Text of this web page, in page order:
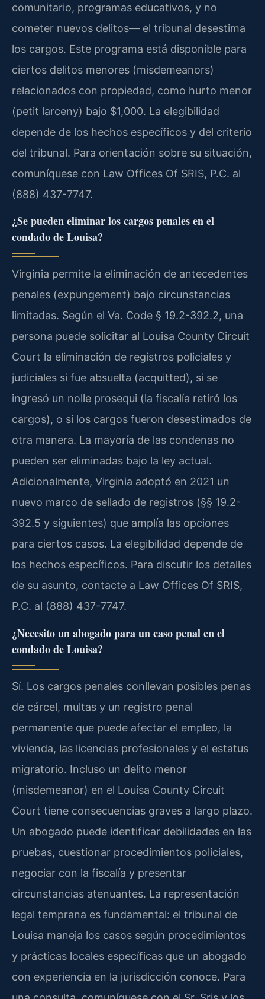
comunitario, programas educativos, y no
cometer nuevos delitos— el tribunal desestima
los cargos. Este programa está disponible para
ciertos delitos menores (misdemeanors)
relacionados con propiedad, como hurto menor
(petit larceny) bajo $1,000. La elegibilidad
depende de los hechos específicos y del criterio
del tribunal. Para orientación sobre su situación,
comuníquese con Law Offices Of SRIS, P.C. al
(888) 437-7747.
¿Se pueden eliminar los cargos penales en el
condado de Louisa?
Virginia permite la eliminación de antecedentes
penales (expungement) bajo circunstancias
limitadas. Según el Va. Code § 19.2-392.2, una
persona puede solicitar al Louisa County Circuit
Court la eliminación de registros policiales y
judiciales si fue absuelta (acquitted), si se
ingresó un nolle prosequi (la fiscalía retiró los
cargos), o si los cargos fueron desestimados de
otra manera. La mayoría de las condenas no
pueden ser eliminadas bajo la ley actual.
Adicionalmente, Virginia adoptó en 2021 un
nuevo marco de sellado de registros (§§ 19.2-
392.5 y siguientes) que amplía las opciones
para ciertos casos. La elegibilidad depende de
los hechos específicos. Para discutir los detalles
de su asunto, contacte a Law Offices Of SRIS,
P.C. al (888) 437-7747.
¿Necesito un abogado para un caso penal en el
condado de Louisa?
Sí. Los cargos penales conllevan posibles penas
de cárcel, multas y un registro penal
permanente que puede afectar el empleo, la
vivienda, las licencias profesionales y el estatus
migratorio. Incluso un delito menor
(misdemeanor) en el Louisa County Circuit
Court tiene consecuencias graves a largo plazo.
Un abogado puede identificar debilidades en las
pruebas, cuestionar procedimientos policiales,
negociar con la fiscalía y presentar
circunstancias atenuantes. La representación
legal temprana es fundamental: el tribunal de
Louisa maneja los casos según procedimientos
y prácticas locales específicas que un abogado
con experiencia en la jurisdicción conoce. Para